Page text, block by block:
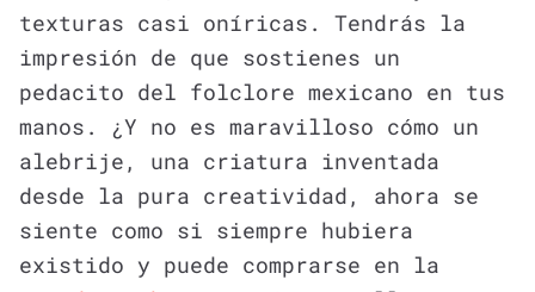
texturas casi oníricas. Tendrás la
impresión de que sostienes un
pedacito del folclore mexicano en tus
manos. ¿Y no es maravilloso cómo un
alebrije, una criatura inventada
desde la pura creatividad, ahora se
siente como si siempre hubiera
existido y puede comprarse en la